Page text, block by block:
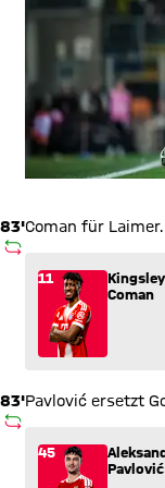
83'
AUSWECHSLUNG
Coman für Laimer.
Wechsel:
11
Kingsley
Coman
83'
AUSWECHSLUNG
Pavlović ersetzt
Wechsel:
45
Pavlović